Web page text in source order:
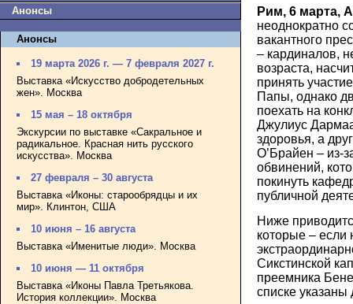
Анонсы
Анонсы
19 марта 2026 г. — 7 февраля 2027 г.
Выставка «Искусство добродетельных
жен». Москва
15 мая – 18 октября
Экскурсии по выставке «Сакральное и
радикальное. Красная нить русского
искусства». Москва
27 февраля – 30 августа
Выставка «Иконы: старообрядцы и их
мир». Клинтон, США
10 июня – 16 августа
Выставка «Именитые люди». Москва
10 июня — 11 октября
Выставка «Иконы Павла Третьякова.
История коллекции». Москва
Рим, 6 марта,
неоднократно
вакантного
– кардиналов,
возраста,
принять
Папы, однако
поехать на
Джулиус
здоровья, а
О’Брайен – из-
обвинений,
покинуть
публичной
Ниже
которые – если
Сикстинской
преемника
списке